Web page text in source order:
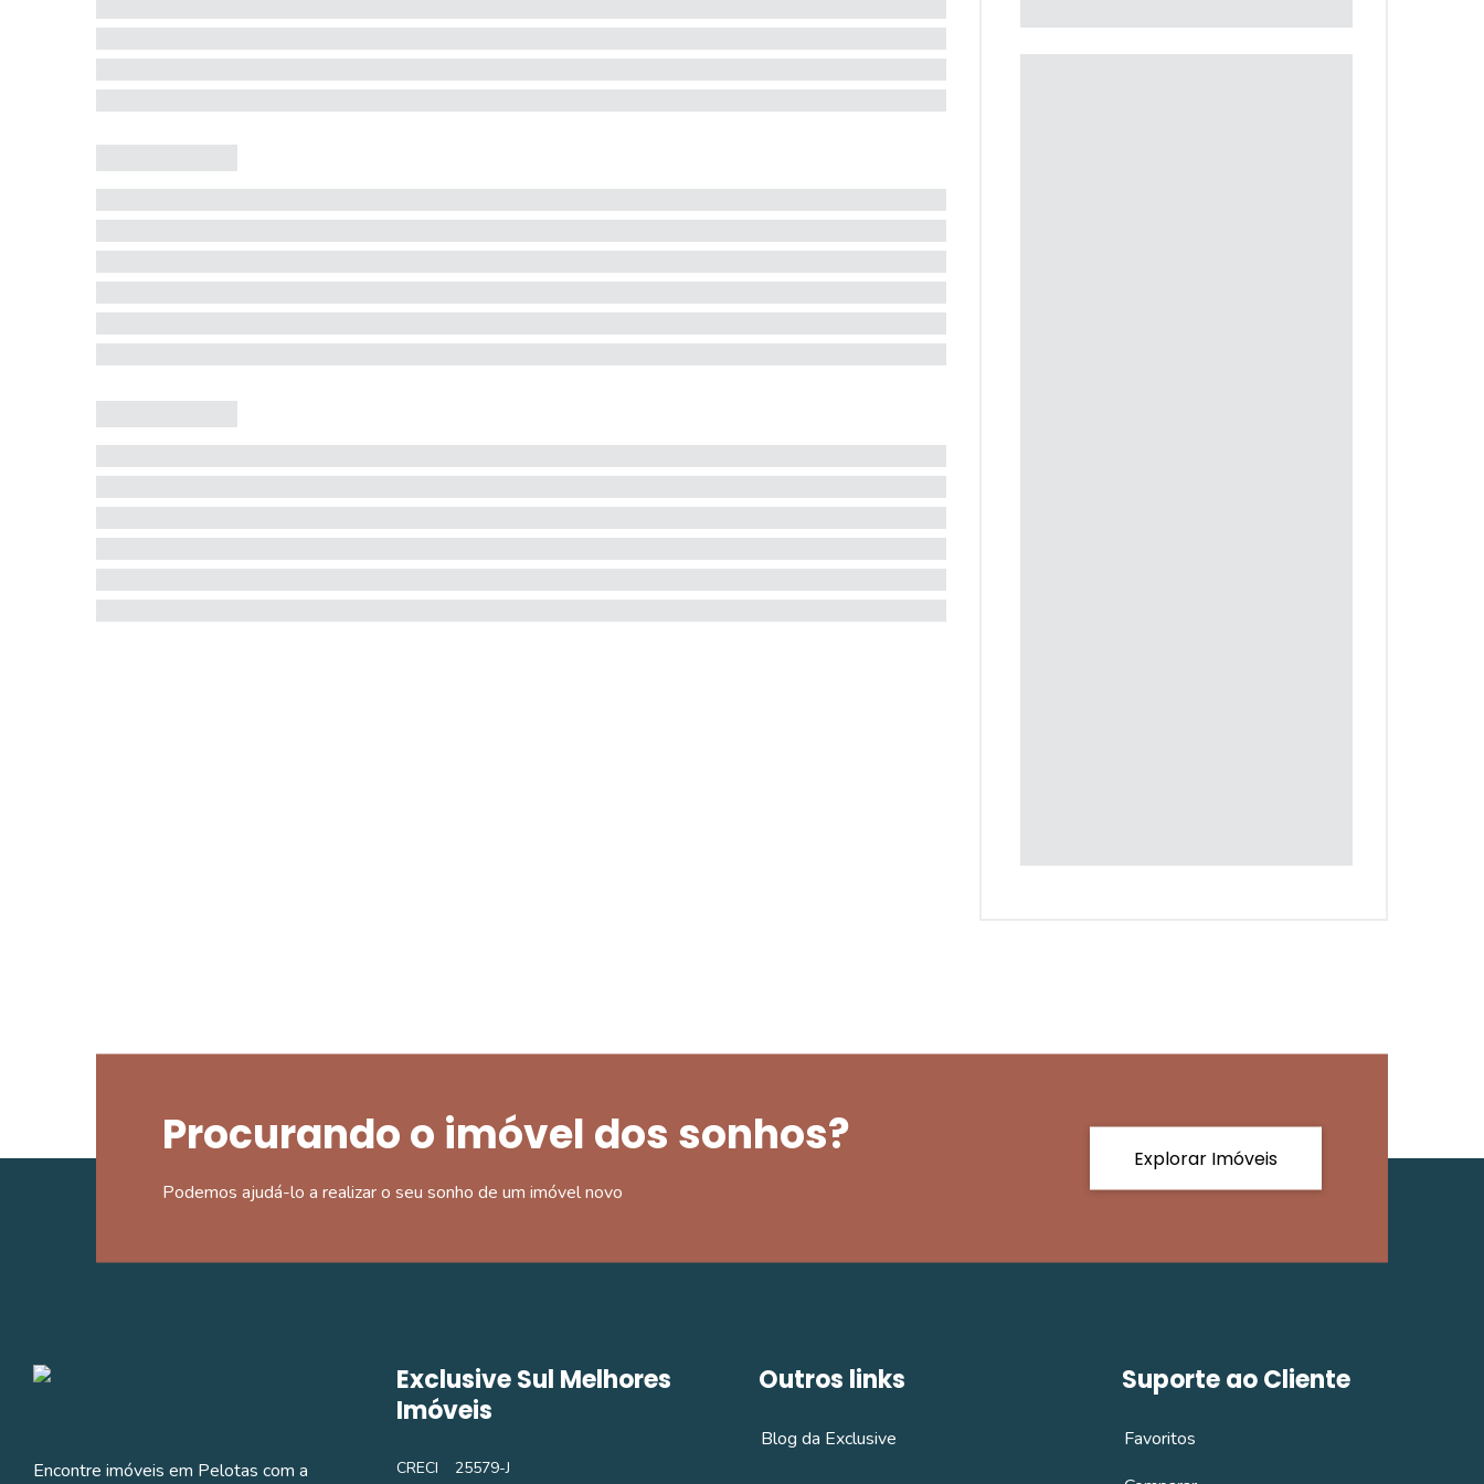
Procurando o imóvel dos sonhos?
Podemos ajudá-lo a realizar o seu sonho de um imóvel novo
Explorar Imóveis
Encontre imóveis em Pelotas com a
Exclusive Sul Melhores
Imóveis
CRECI 25579-J
Outros links
Blog da Exclusive
Suporte ao Cliente
Favoritos